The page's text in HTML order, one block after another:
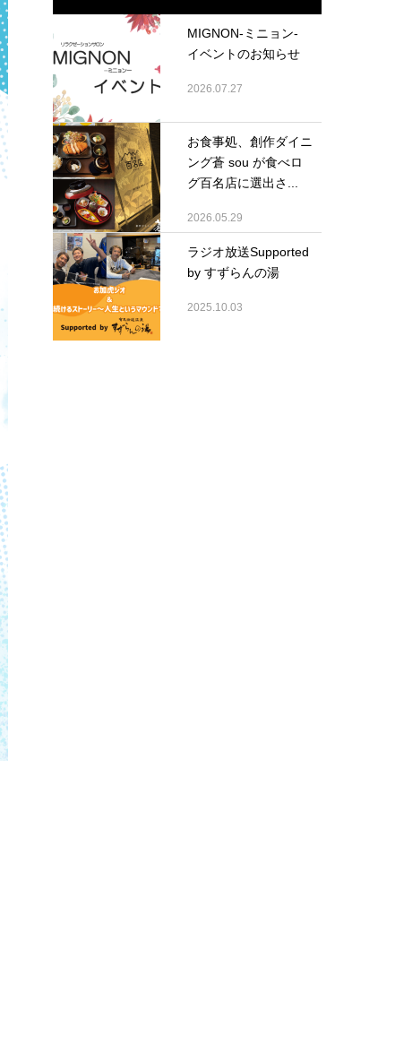
MIGNON-ミニョン-
イベントのお知らせ
2026.07.27
お食事処、創作ダイニ
ング蒼 sou が食べロ
グ百名店に選出さ...
2026.05.29
ラジオ放送Supported
by すずらんの湯
2025.10.03